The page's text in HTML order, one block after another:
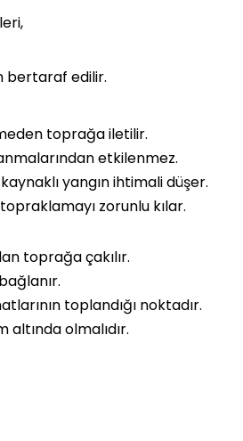
bertaraf edilir.
toprağa iletilir.
etkilenmez.
yangın ihtimali düşer.
zorunlu kılar.
toprağa çakılır.
toplandığı noktadır.
olmalıdır.